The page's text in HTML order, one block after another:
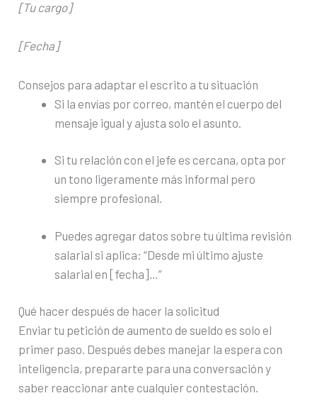
[Tu cargo]
[Fecha]
Consejos para adaptar el escrito a tu situación
Si la envías por correo, mantén el cuerpo del
mensaje igual y ajusta solo el asunto.
Si tu relación con el jefe es cercana, opta por
un tono ligeramente más informal pero
siempre profesional.
Puedes agregar datos sobre tu última revisión
salarial si aplica: “Desde mi último ajuste
salarial en [fecha]…”
Qué hacer después de hacer la solicitud
Enviar tu petición de aumento de sueldo es solo el
primer paso. Después debes manejar la espera con
inteligencia, prepararte para una conversación y
saber reaccionar ante cualquier contestación.